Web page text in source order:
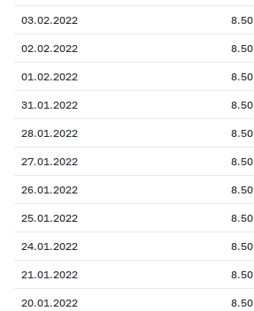
03.02.2022 8.50
02.02.2022 8.50
01.02.2022 8.50
31.01.2022 8.50
28.01.2022 8.50
27.01.2022 8.50
26.01.2022 8.50
25.01.2022 8.50
24.01.2022 8.50
21.01.2022 8.50
20.01.2022 8.50